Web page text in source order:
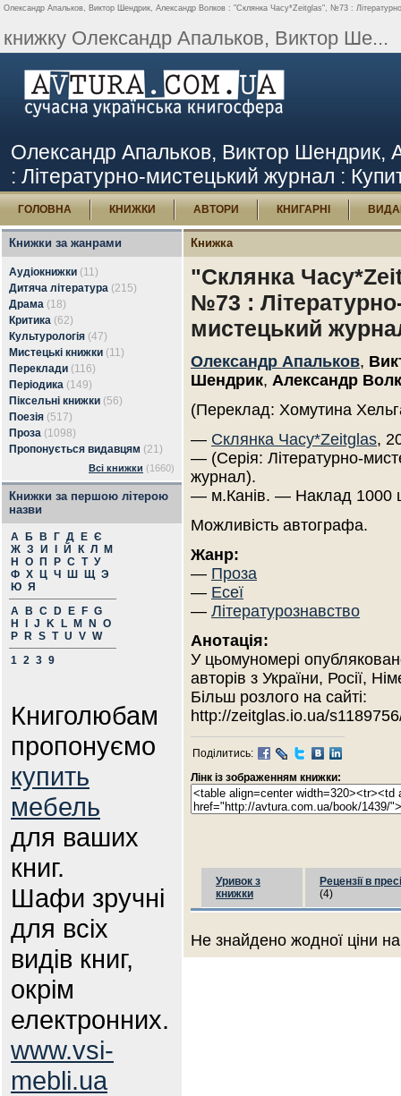
Олександр Апальков, Виктор Шендрик, Александр Волков : "Склянка Часу*Zeitglas", №73 :
книжку Олександр Апальков, Виктор Ше...
Олександр Апальков, Виктор Шендрик,
: Літературно-мистецький журнал :
ГОЛОВНА КНИЖКИ АВТОРИ КНИГАРНІ
Книжки за жанрами
Аудіокнижки (11)
Дитяча література (215)
Драма (18)
Критика (62)
Культурологія (47)
Мистецькі книжки (11)
Переклади (116)
Періодика (149)
Піксельні книжки (56)
Поезія (517)
Проза (1098)
Пропонується видавцям (21)
Всі книжки (1660)
Книжки за першою літерою
назви
А Б В Г Д Е Є
Ж З И Й К Л
М
Н
О П Р С Т У
Ф Х Ц Ч Ш Щ Э
Ю Я
A
B C D E F G
H
J K L M N
O
P
R S T U V W
1 2 3 9
Книголюбам
пропонуємо
купить
мебель
для ваших
книг.
Шафи зручні
для всіх
видів книг,
окрім
електронних.
www.vsi-
mebli.ua
Книжка
"Склянка
№73 :
мистецький
Олександр Апальков,
Шендрик, Александр
(Переклад: Хомутина
— Склянка Часу*Zeitglas,
— (Серія: Літературно-
журнал).
— м.Канів. — Наклад 1000
Можливість автографа.
Жанр:
— Проза
— Есеї
— Літературознавство
Анотація:
У цьомуномері
авторів з України, Росії,
Більш розлого на сайті:
http://zeitglas.io.ua/
Поділитись:
Лінк із зображенням книжки:
Уривок з
книжки
Рецензії в пресі
(4)
Не знайдено жодної ціни